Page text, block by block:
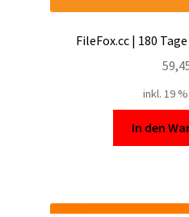
FileFox.cc | 180
inkl. 19
In den